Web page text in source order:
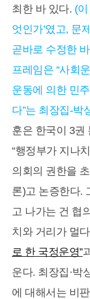
최한 바 있다. (
엇인가’였고, 문
곧바로 수정한
프레임은 “사회
운동에 의한 민
다”는 최장집-박
훈은 한국이 3권
“행정부가 지나
의회의 권한을
론)고 논증한다.
고 나가는 건 협
치와 거리가 멀
로 한 국정운영”
운다. 최장집·박
에 대해서는 비